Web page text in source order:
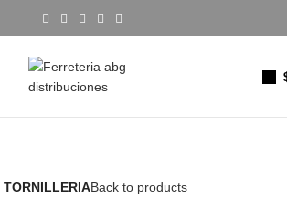
TORNILLERIABack to products